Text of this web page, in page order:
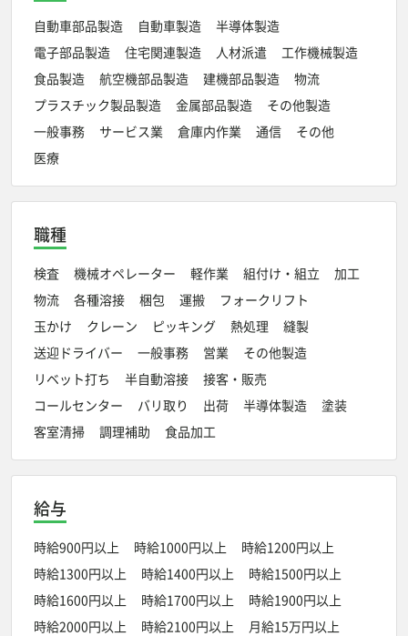
自動車部品製造 自動車製造
半導体製造
電子部品製造
住宅関連製造 人材派遣
工作機械製造
食品製造
航空機部品製造 建機部品製造
物流
プラスチック製品製造
金属部品製造
その他製造
一般事務
サービス業 倉庫内作業 通信
その他
医療
職種
検査 機械オペレーター 軽作業 組付け・組立
加工
物流
各種溶接 梱包 運搬
フォークリフト
玉かけ
クレーン ピッキング 熱処理
縫製
送迎ドライバー
一般事務 営業
その他製造
リベット打ち
半自動溶接
接客・販売
コールセンター
バリ取り 出荷 半導体製造
塗装
客室清掃
調理補助 食品加工
給与
時給900円以上 時給1000円以上
時給1200円以上
時給1300円以上
時給1400円以上
時給1500円以上
時給1600円以上
時給1700円以上
時給1900円以上
時給2000円以上
時給2100円以上
月給15万円以上